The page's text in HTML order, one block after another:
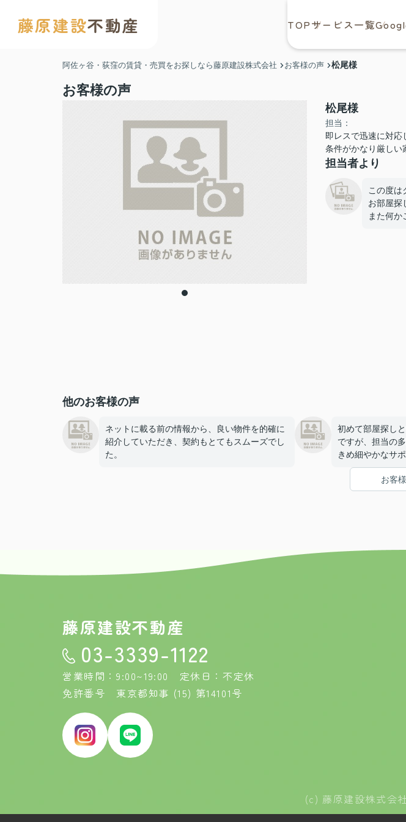
藤原建設不動産 TOPサービス一覧
阿佐ヶ谷・荻窪の賃貸・売買をお探しなら藤原建設株式会社 お客様の声 松尾様
お客様の声
松尾様
担当：
即レスで迅速に対応
条件がかなり厳しい
担当者より
この度は
お部屋探
また何か
他のお客様の声
ネットに載る前の情報から、良い物件を的確に
紹介していただき、契約もとてもスムーズでし
た。
初めて部屋探し
ですが、担当の
きめ細やかなサ
ご連絡が早く信
また、内見から
お客
藤原建設不動産
03-3339-1122
営業時間：9:00~19:00 定休日：不定休
免許番号 東京都知事 (15) 第14101号
(c) 藤原建設株式会